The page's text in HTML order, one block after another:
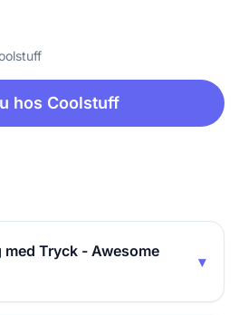
hos Coolstuff
Tryck - Awesome
▾